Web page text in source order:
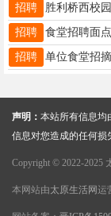
招聘
招聘
招聘
声明： 本站所有信息均
信息对您造成的任何损
Copyright © 2022-2025
本网站由太原生活网 运